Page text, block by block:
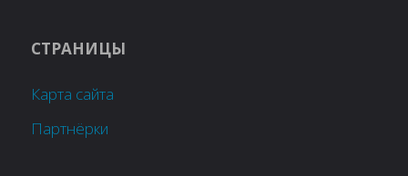
СТРАНИЦЫ
Карта сайта
Партнёрки